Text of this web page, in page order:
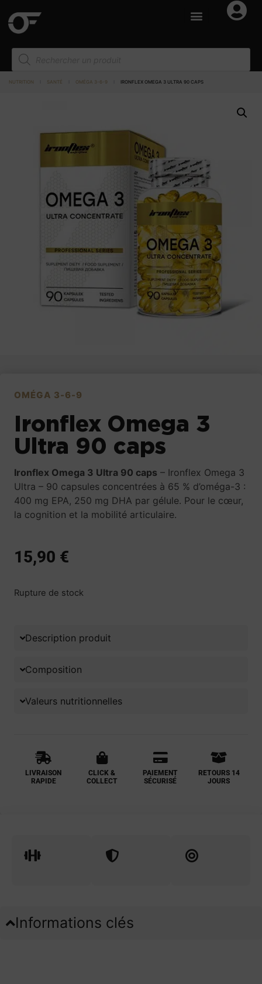
NUTRITION SANTÉ OMÉGA 3-6-9 IRONFLEX OMEGA 3 ULTRA 90 CAPS
OMÉGA 3-6-9
Ironflex Omega 3
Ultra 90 caps
Ironflex Omega 3 Ultra 90 caps – Ironflex Omega 3
Ultra – 90 capsules concentrées à 65 % d’oméga-3 :
400 mg EPA, 250 mg DHA par gélule. Pour le cœur,
la cognition et la mobilité articulaire.
15,90 €
Rupture de stock
Description produit
Composition
Valeurs nutritionnelles
LIVRAISON
RAPIDE
CLICK &
COLLECT
PAIEMENT
SÉCURISÉ
RETOURS 14
JOURS
Informations clés